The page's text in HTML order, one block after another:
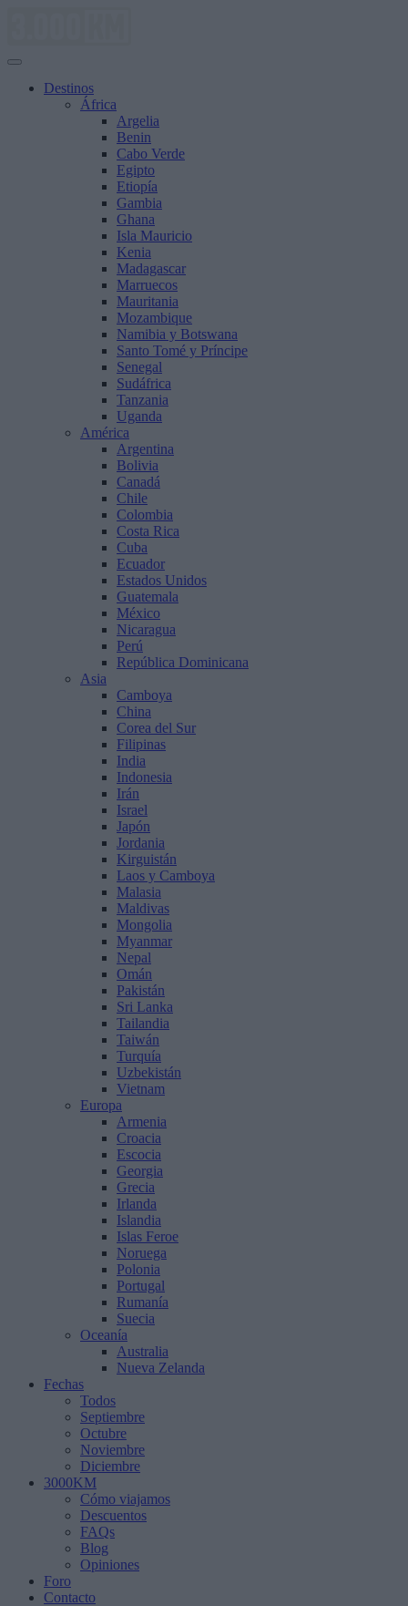
Destinos
África
Argelia
Benin
Cabo Verde
Egipto
Etiopía
Gambia
Ghana
Isla Mauricio
Kenia
Madagascar
Marruecos
Mauritania
Mozambique
Namibia y Botswana
Santo Tomé y Príncipe
Senegal
Sudáfrica
Tanzania
Uganda
América
Argentina
Bolivia
Canadá
Chile
Colombia
Costa Rica
Cuba
Ecuador
Estados Unidos
Guatemala
México
Nicaragua
Perú
República Dominicana
Asia
Camboya
China
Corea del Sur
Filipinas
India
Indonesia
Irán
Israel
Japón
Jordania
Kirguistán
Laos y Camboya
Malasia
Maldivas
Mongolia
Myanmar
Nepal
Omán
Pakistán
Sri Lanka
Tailandia
Taiwán
Turquía
Uzbekistán
Vietnam
Europa
Armenia
Croacia
Escocia
Georgia
Grecia
Irlanda
Islandia
Islas Feroe
Noruega
Polonia
Portugal
Rumanía
Suecia
Oceanía
Australia
Nueva Zelanda
Fechas
Todos
Septiembre
Octubre
Noviembre
Diciembre
3000KM
Cómo viajamos
Descuentos
FAQs
Blog
Opiniones
Foro
Contacto